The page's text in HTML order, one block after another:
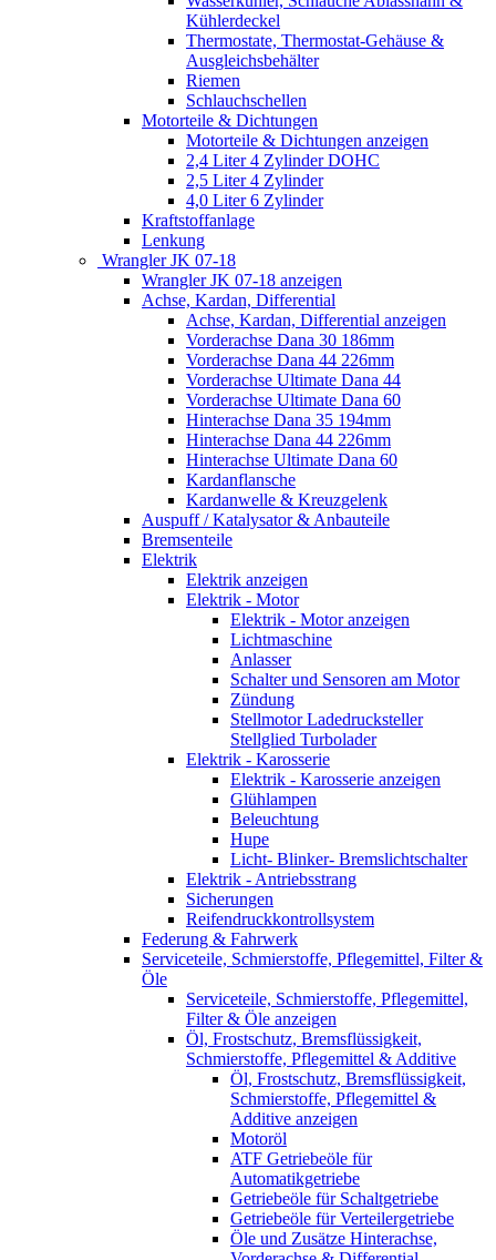
Kühlerdeckel
Thermostate, Thermostat-Gehäuse &
Ausgleichsbehälter
Riemen
Schlauchschellen
Motorteile & Dichtungen
Motorteile & Dichtungen anzeigen
2,4 Liter 4 Zylinder DOHC
2,5 Liter 4 Zylinder
4,0 Liter 6 Zylinder
Kraftstoffanlage
Lenkung
Wrangler JK 07-18
Wrangler JK 07-18 anzeigen
Achse, Kardan, Differential
Achse, Kardan, Differential anzeigen
Vorderachse Dana 30 186mm
Vorderachse Dana 44 226mm
Vorderachse Ultimate Dana 44
Vorderachse Ultimate Dana 60
Hinterachse Dana 35 194mm
Hinterachse Dana 44 226mm
Hinterachse Ultimate Dana 60
Kardanflansche
Kardanwelle & Kreuzgelenk
Auspuff / Katalysator & Anbauteile
Bremsenteile
Elektrik
Elektrik anzeigen
Elektrik - Motor
Elektrik - Motor anzeigen
Lichtmaschine
Anlasser
Schalter und Sensoren am Motor
Zündung
Stellmotor Ladedrucksteller
Stellglied Turbolader
Elektrik - Karosserie
Elektrik - Karosserie anzeigen
Glühlampen
Beleuchtung
Hupe
Licht- Blinker- Bremslichtschalter
Elektrik - Antriebsstrang
Sicherungen
Reifendruckkontrollsystem
Federung & Fahrwerk
Serviceteile, Schmierstoffe, Pflegemittel, Filter &
Öle
Serviceteile, Schmierstoffe, Pflegemittel,
Filter & Öle anzeigen
Öl, Frostschutz, Bremsflüssigkeit,
Schmierstoffe, Pflegemittel & Additive
Öl, Frostschutz, Bremsflüssigkeit,
Schmierstoffe, Pflegemittel &
Additive anzeigen
Motoröl
ATF Getriebeöle für
Automatikgetriebe
Getriebeöle für Schaltgetriebe
Getriebeöle für Verteilergetriebe
Öle und Zusätze Hinterachse,